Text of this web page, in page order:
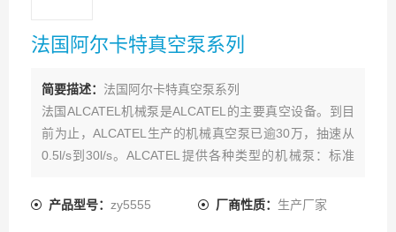
法国阿尔卡特真空泵系列
简要描述： 法国阿尔卡特真空泵系列
法国ALCATEL机械泵是ALCATEL的主要真空设备。到目
前为止，ALCATEL生产的机械真空泵已逾30万，抽速从
0.5l/s到30l/s。ALCATEL提供各种类型的机械泵：标准
燥、化工分馏、微电子工业、分析仪器、冰箱空调生产线
产品型号： zy5555 厂商性质： 生产厂家